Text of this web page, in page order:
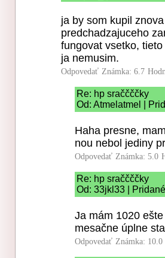
ja by som kupil
predchadzajuceho
fungovat vsetko,
ja nemusim.
Odpovedať Známka: 6.7
Re: hp sraččččky
Od: Atmelatmel |
Haha presne,
nou nebol jediny
Odpovedať Známka: 5.0
Re: hp sraččččky
Od: 33jkl33 |
Ja mám 1020
mesačne úplne
Odpovedať Známka: 10.0